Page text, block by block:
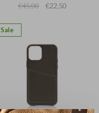
€45,00 €22,50
Sale